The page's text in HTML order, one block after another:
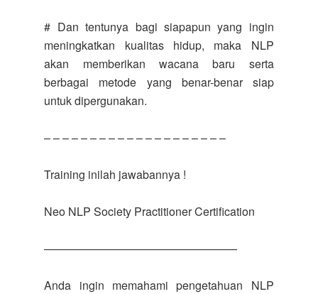
# Dan tentunya bagi siapapun yang ingin
meningkatkan kualitas hidup, maka NLP
akan memberikan wacana baru serta
berbagai metode yang benar-benar siap
untuk dipergunakan.
– – – – – – – – – – – – – – – – – – – –
Training inilah jawabannya !
Neo NLP Society Practitioner Certification
—————————————————
Anda ingin memahami pengetahuan NLP